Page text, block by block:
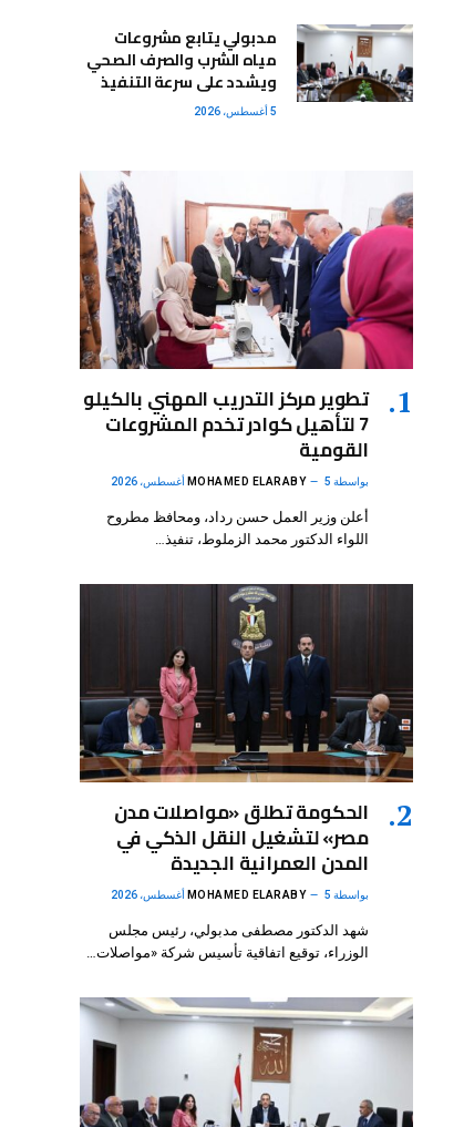
مدبولي يتابع مشروعات
مياه الشرب والصرف الصحي
ويشدد على سرعة التنفيذ
5 أغسطس، 2026
تطوير مركز التدريب المهني بالكيلو
7 لتأهيل كوادر تخدم المشروعات
القومية
بواسطة MOHAMED ELARABY 5 أغسطس، 2026
أعلن وزير العمل حسن رداد، ومحافظ مطروح
اللواء الدكتور محمد الزملوط، تنفيذ…
الحكومة تطلق «مواصلات مدن
مصر» لتشغيل النقل الذكي في
المدن العمرانية الجديدة
بواسطة MOHAMED ELARABY 5 أغسطس، 2026
شهد الدكتور مصطفى مدبولي، رئيس مجلس
الوزراء، توقيع اتفاقية تأسيس شركة «مواصلات…